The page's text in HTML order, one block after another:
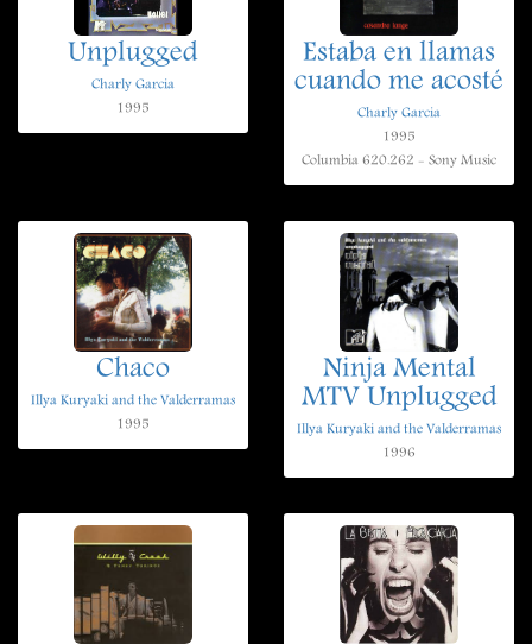
Unplugged
Charly Garcia
1995
Estaba en llamas
cuando me acosté
Charly Garcia
1995
Columbia 620.262 - Sony Music
Chaco
Illya Kuryaki and the Valderramas
1995
Ninja Mental
MTV Unplugged
Illya Kuryaki and the Valderramas
1996